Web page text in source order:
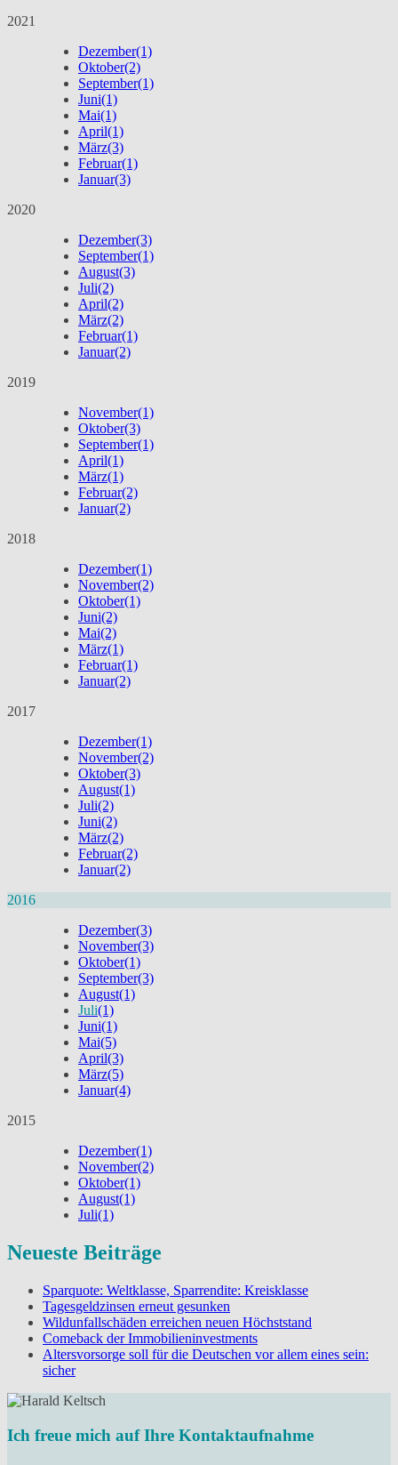
2021
Dezember(1)
Oktober(2)
September(1)
Juni(1)
Mai(1)
April(1)
März(3)
Februar(1)
Januar(3)
2020
Dezember(3)
September(1)
August(3)
Juli(2)
April(2)
März(2)
Februar(1)
Januar(2)
2019
November(1)
Oktober(3)
September(1)
April(1)
März(1)
Februar(2)
Januar(2)
2018
Dezember(1)
November(2)
Oktober(1)
Juni(2)
Mai(2)
März(1)
Februar(1)
Januar(2)
2017
Dezember(1)
November(2)
Oktober(3)
August(1)
Juli(2)
Juni(2)
März(2)
Februar(2)
Januar(2)
2016
Dezember(3)
November(3)
Oktober(1)
September(3)
August(1)
Juli(1)
Juni(1)
Mai(5)
April(3)
März(5)
Januar(4)
2015
Dezember(1)
November(2)
Oktober(1)
August(1)
Juli(1)
Neueste Beiträge
Sparquote: Weltklasse, Sparrendite: Kreisklasse
Tagesgeldzinsen erneut gesunken
Wildunfallschäden erreichen neuen Höchststand
Comeback der Immobilieninvestments
Altersvorsorge soll für die Deutschen vor allem eines sein:
sicher
Ich freue mich auf Ihre Kontaktaufnahme